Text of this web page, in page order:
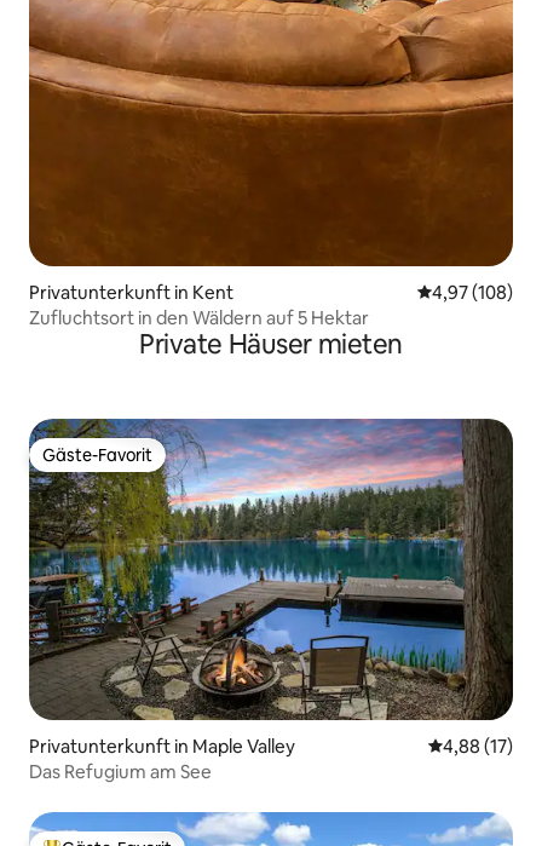
Privatunterkunft in Kent
4,97 (108)
Zufluchtsort in den Wäldern auf 5 Hektar
Private Häuser mieten
Gäste-Favorit
Gäste-Favorit
Privatunterkunft in Maple Valley
4,88 (17)
Das Refugium am See